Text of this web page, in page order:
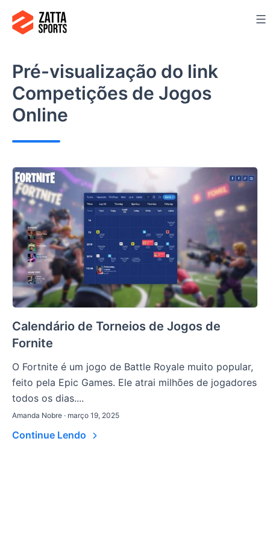
para
conteúdo
Pré-visualização do link
Competições de Jogos
Online
Calendário de Torneios de Jogos de
Fornite
O Fortnite é um jogo de Battle Royale muito popular,
feito pela Epic Games. Ele atrai milhões de jogadores
todos os dias....
Amanda Nobre · março 19, 2025
Continue Lendo